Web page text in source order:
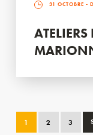
31 OCTOBRE -
1 2 3